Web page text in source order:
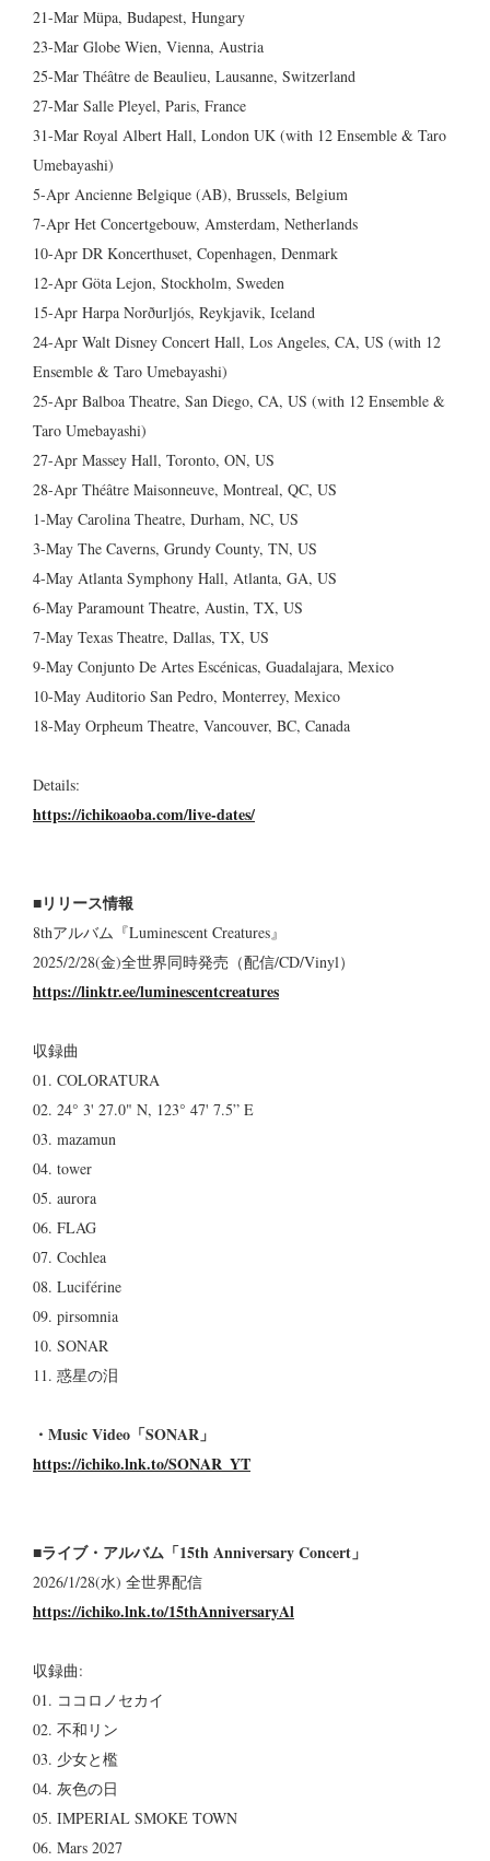
21-Mar Müpa, Budapest, Hungary
23-Mar Globe Wien, Vienna, Austria
25-Mar Théâtre de Beaulieu, Lausanne, Switzerland
27-Mar Salle Pleyel, Paris, France
31-Mar Royal Albert Hall, London UK (with 12 Ensemble & Taro
Umebayashi)
5-Apr Ancienne Belgique (AB), Brussels, Belgium
7-Apr Het Concertgebouw, Amsterdam, Netherlands
10-Apr DR Koncerthuset, Copenhagen, Denmark
12-Apr Göta Lejon, Stockholm, Sweden
15-Apr Harpa Norðurljós, Reykjavik, Iceland
24-Apr Walt Disney Concert Hall, Los Angeles, CA, US (with 12
Ensemble & Taro Umebayashi)
25-Apr Balboa Theatre, San Diego, CA, US (with 12 Ensemble &
Taro Umebayashi)
27-Apr Massey Hall, Toronto, ON, US
28-Apr Théâtre Maisonneuve, Montreal, QC, US
1-May Carolina Theatre, Durham, NC, US
3-May The Caverns, Grundy County, TN, US
4-May Atlanta Symphony Hall, Atlanta, GA, US
6-May Paramount Theatre, Austin, TX, US
7-May Texas Theatre, Dallas, TX, US
9-May Conjunto De Artes Escénicas, Guadalajara, Mexico
10-May Auditorio San Pedro, Monterrey, Mexico
18-May Orpheum Theatre, Vancouver, BC, Canada
Details:
https://ichikoaoba.com/live-dates/
■リリース情報
8thアルバム『Luminescent Creatures』
2025/2/28(金)全世界同時発売（配信/CD/Vinyl）
https://linktr.ee/luminescentcreatures
収録曲
01. COLORATURA
02. 24° 3' 27.0" N, 123° 47' 7.5” E
03. mazamun
04. tower
05. aurora
06. FLAG
07. Cochlea
08. Luciférine
09. pirsomnia
10. SONAR
11. 惑星の泪
・Music Video「SONAR」
https://ichiko.lnk.to/SONAR_YT
■ライブ・アルバム「15th Anniversary Concert」
2026/1/28(水) 全世界配信
https://ichiko.lnk.to/15thAnniversaryAl
収録曲:
01. ココロノセカイ
02. 不和リン
03. 少女と檻
04. 灰色の日
05. IMPERIAL SMOKE TOWN
06. Mars 2027